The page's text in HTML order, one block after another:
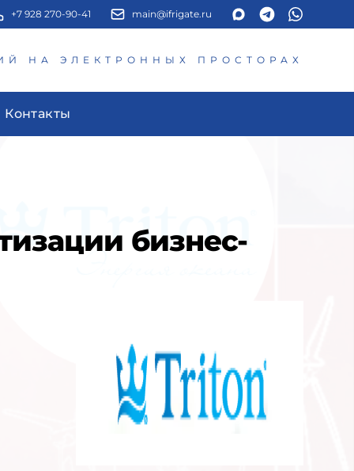
+7 928 270-90-41 main@ifrigate.ru
НА ЭЛЕКТРОННЫХ ПРОСТОРАХ
Контакты
бизнес-